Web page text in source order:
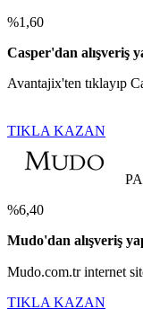
%1,60
Casper'dan alışveriş
Avantajix'ten tıklayıp
TIKLA KAZAN
%6,40
Mudo'dan alışveriş
Mudo.com.tr internet
TIKLA KAZAN